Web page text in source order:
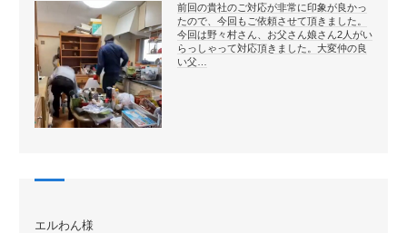
前回の貴社のご対応が非常に印象が良かっ
たので、今回もご依頼させて頂きました。
今回は野々村さん、お父さん娘さん2人がい
らっしゃって対応頂きました。大変仲の良
い父…
エルわん様